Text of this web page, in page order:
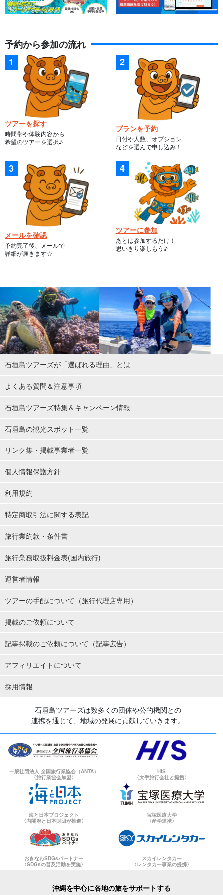
予約から参加の流れ
ツアーを探す
時間帯や体験内容から
希望のツアーを選択♪
プランを予約
日付や人数、オプション
などを選んで申し込み！
メールを確認
予約完了後、メールで
詳細が届きます☆
ツアーに参加
あとは参加するだけ！
思いきり楽しもう♪
石垣島ツアーズが「選ばれる理由」とは
よくある質問＆注意事項
石垣島ツアーズ特集＆キャンペーン情報
石垣島の観光スポット一覧
リンク集・掲載事業者一覧
個人情報保護方針
利用規約
特定商取引法に関する表記
旅行業約款・条件書
旅行業務取扱料金表(国内旅行)
運営者情報
ツアーの手配について（旅行代理店専用）
掲載のご依頼について
記事掲載のご依頼について（記事広告）
アフィリエイトについて
採用情報
石垣島ツアーズは数多くの団体や公的機関との
連携を通じて、地域の発展に貢献していきます。
一般社団法人 全国旅行業協会（ANTA）
〈旅行業協会加盟〉
HIS
〈大手旅行会社と提携〉
海と日本プロジェクト
〈内閣府と日本財団が推進〉
宝塚医療大学
〈産学連携〉
おきなわSDGsパートナー
〈SDGsの普及活動を実施〉
スカイレンタカー
〈レンタカー事業の提携〉
沖縄を中心に各地の旅をサポートする